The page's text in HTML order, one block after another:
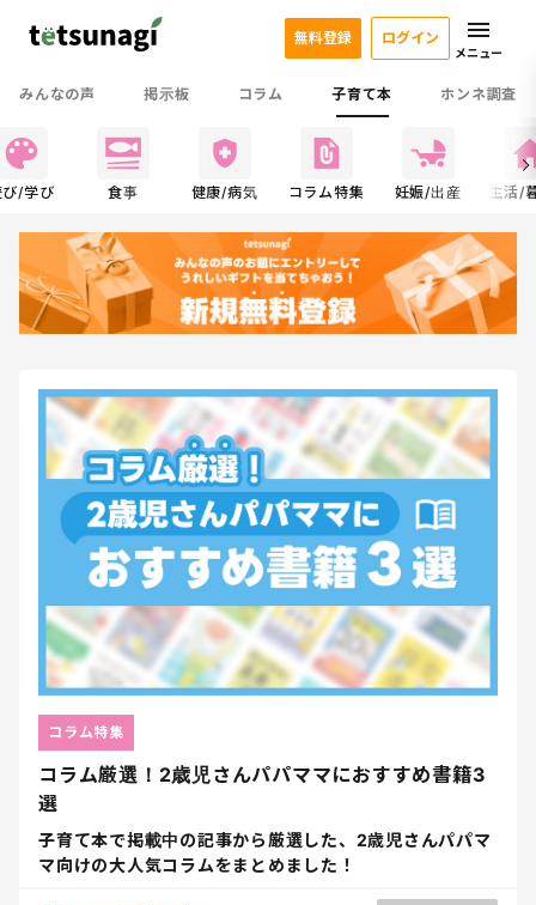
みんなの声 掲示板 コラム 子育て本 ホンネ調査
無料登録 ログイン
メニュー
び/学び 食事 健康/病気 コラム特集 妊娠/出産 生活/
コラム厳選！2歳児さんパパママにおすすめ書籍3
選
子育て本で掲載中の記事から厳選した、2歳児さんパパマ
マ向けの大人気コラムをまとめました！
コラム特集